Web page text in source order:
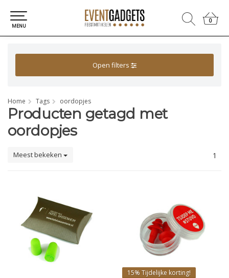
0
0
MENU
Open filters
Home Tags oordopjes
Producten getagd met
oordopjes
Meest bekeken 1
15% Tijdelijke korting!